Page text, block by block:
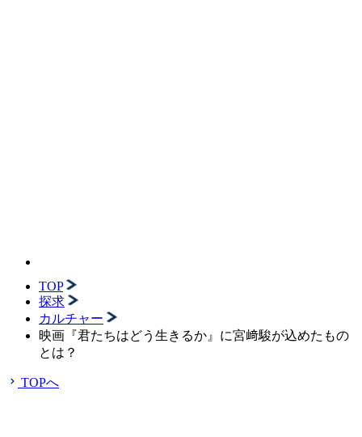
TOP
探求
カルチャー
映画『君たちはどう生きるか』に宮﨑駿が込めたもの
とは？
TOPへ